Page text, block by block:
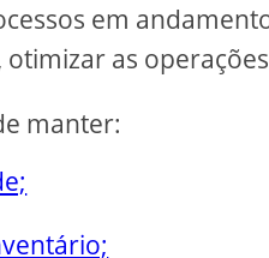
em
as
manter: